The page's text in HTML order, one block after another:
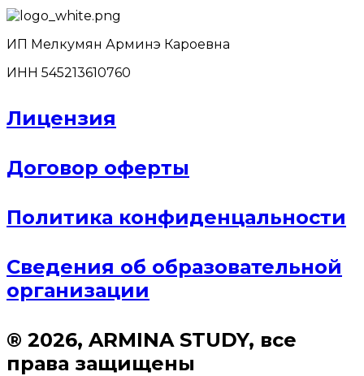
ИП Мелкумян Арминэ Кароевна
ИНН 545213610760
Лицензия
Договор оферты
Политика конфиденцальности
Сведения об образовательной
организации
® 2026, ARMINA STUDY, все
права защищены